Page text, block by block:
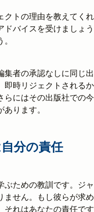
クトの理由を教えてく
ドバイスを受けましょ
集者の承認なしに同じ
即時リジェクトされる
らにはその出版社での
ります。
分の責任
ぶための教訓です。ジ
ません。もし彼らが求
それはあなたの責任で